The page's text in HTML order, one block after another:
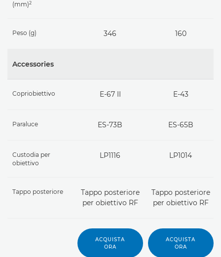
(mm)2
Peso (g) 346 160
Accessories
Copriobiettivo E-67 II E-43
Paraluce ES-73B ES-65B
Custodia per
obiettivo
LP1116 LP1014
Tappo posteriore
Tappo posteriore
per obiettivo RF
Tappo posteriore
per obiettivo RF
ACQUISTA
ORA
ACQUISTA
ORA